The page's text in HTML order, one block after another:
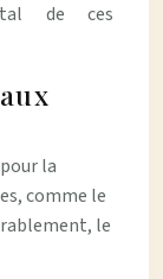
de ces
la
comme le
le